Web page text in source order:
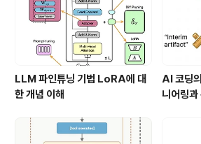
LLM 파인튜닝 기법 LoRA에 대
한 개념 이해
AI 코딩
니어링